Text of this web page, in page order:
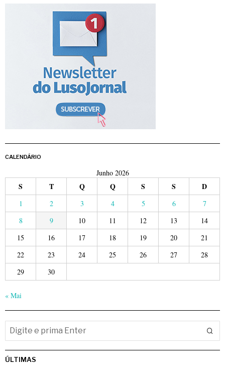
CALENDÁRIO
Junho 2026
S T Q Q S S D
1 2 3 4 5 6
7
8
9 10 11 12 13
14
15
16 17 18 19 20
21
22
23 24 25 26 27
28
29
30
« Mai
ÚLTIMAS